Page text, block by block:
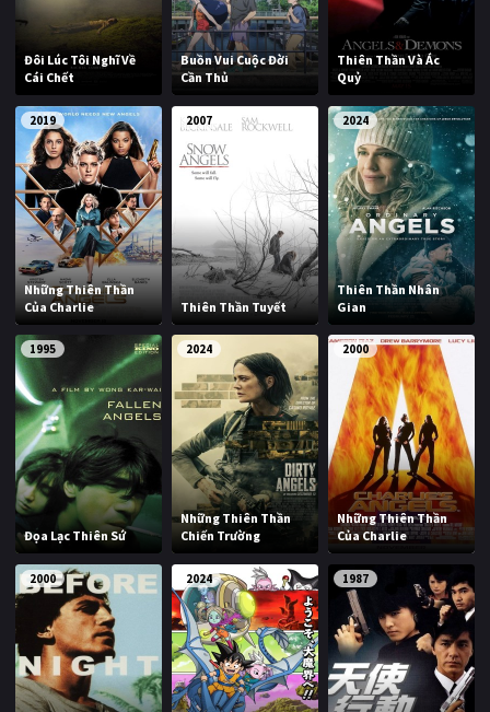
Đôi Lúc Tôi Nghĩ Về
Cái Chết
Buồn Vui Cuộc Đời
Cần Thủ
Thiên Thần Và Ác
Quỷ
2019
Những Thiên Thần
Của Charlie
2007
Thiên Thần Tuyết
2024
Thiên Thần Nhân
Gian
1995
Đọa Lạc Thiên Sứ
2024
Những Thiên Thần
Chiến Trường
2000
Những Thiên Thần
Của Charlie
2000 2024 1987